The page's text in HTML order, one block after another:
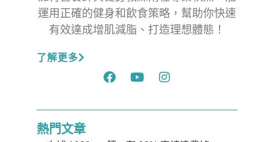
運用正確的健身和飲食策略，幫助你快速
有效達成增肌減脂、打造理想體態！
了解更多
熱門文章